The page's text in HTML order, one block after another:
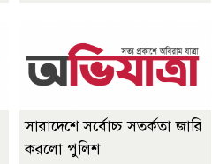
সারাদেশে সর্বোচ্চ সতর্কতা জারি
করলো পুলিশ